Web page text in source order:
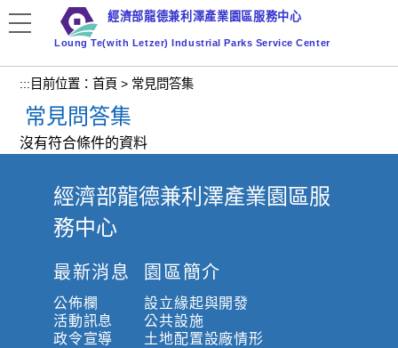
要
容
區
經濟部龍德兼利澤產業園區服務中心
Loung Te(with Letzer) Industrial Parks Service Center
::: 目前位置：首頁 > 常見問答集
常見問答集
沒有符合條件的資料
:
:
經濟部龍德兼利澤產業園區服
務中心
最新消息
公佈欄
活動訊息
政令宣導
園區簡介
設立緣起與開發
公共設施
土地配置設廠情形